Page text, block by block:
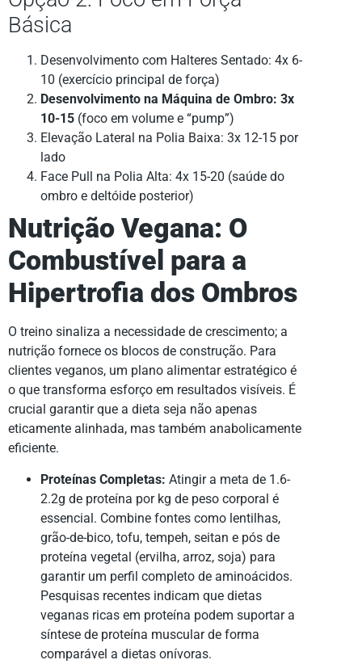
Básica
Desenvolvimento com Halteres Sentado: 4x 6-
10 (exercício principal de força)
Desenvolvimento na Máquina de Ombro: 3x
10-15 (foco em volume e “pump”)
Elevação Lateral na Polia Baixa: 3x 12-15 por
lado
Face Pull na Polia Alta: 4x 15-20 (saúde do
ombro e deltóide posterior)
Nutrição Vegana: O
Combustível para a
Hipertrofia dos Ombros
O treino sinaliza a necessidade de crescimento; a
nutrição fornece os blocos de construção. Para
clientes veganos, um plano alimentar estratégico é
o que transforma esforço em resultados visíveis. É
crucial garantir que a dieta seja não apenas
eticamente alinhada, mas também anabolicamente
eficiente.
Proteínas Completas: Atingir a meta de 1.6-
2.2g de proteína por kg de peso corporal é
essencial. Combine fontes como lentilhas,
grão-de-bico, tofu, tempeh, seitan e pós de
proteína vegetal (ervilha, arroz, soja) para
garantir um perfil completo de aminoácidos.
Pesquisas recentes indicam que dietas
veganas ricas em proteína podem suportar a
síntese de proteína muscular de forma
comparável a dietas onívoras.